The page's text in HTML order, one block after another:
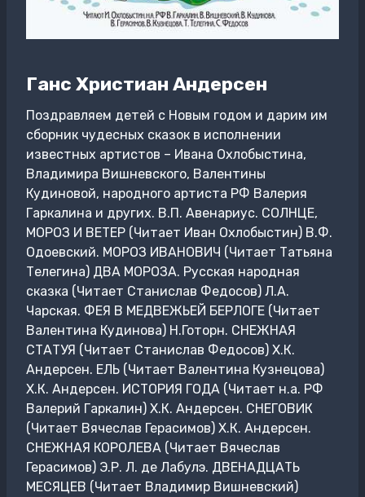
Ганс Христиан Андерсен
Поздравляем детей с Новым годом и дарим им
сборник чудесных сказок в исполнении
известных артистов – Ивана Охлобыстина,
Владимира Вишневского, Валентины
Кудиновой, народного артиста РФ Валерия
Гаркалина и других. В.П. Авенариус. СОЛНЦЕ,
МОРОЗ И ВЕТЕР (Читает Иван Охлобыстин) В.Ф.
Одоевский. МОРОЗ ИВАНОВИЧ (Читает Татьяна
Телегина) ДВА МОРОЗА. Русская народная
сказка (Читает Станислав Федосов) Л.А.
Чарская. ФЕЯ В МЕДВЕЖЬЕЙ БЕРЛОГЕ (Читает
Валентина Кудинова) Н.Готорн. СНЕЖНАЯ
СТАТУЯ (Читает Станислав Федосов) Х.К.
Андерсен. ЕЛЬ (Читает Валентина Кузнецова)
Х.К. Андерсен. ИСТОРИЯ ГОДА (Читает н.а. РФ
Валерий Гаркалин) Х.К. Андерсен. СНЕГОВИК
(Читает Вячеслав Герасимов) Х.К. Андерсен.
СНЕЖНАЯ КОРОЛЕВА (Читает Вячеслав
Герасимов) Э.Р. Л. де Лабулэ. ДВЕНАДЦАТЬ
МЕСЯЦЕВ (Читает Владимир Вишневский)